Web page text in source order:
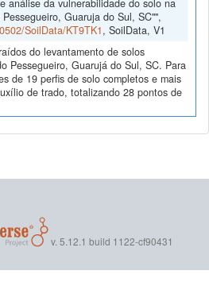
análise da vulnerabilidade do solo na
Guaruja do Sul, SC"",
SoilData/KT9TK1, SoilData, V1
do levantamento de solos
Pessegueiro, Guarujá do Sul, SC. Para
de 19 perfis de solo completos e mais
de trado, totalizando 28 pontos de
v. 5.12.1 build 1122-cf90431